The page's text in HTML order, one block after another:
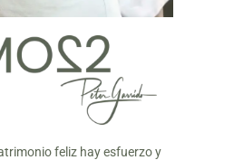
feliz hay esfuerzo y